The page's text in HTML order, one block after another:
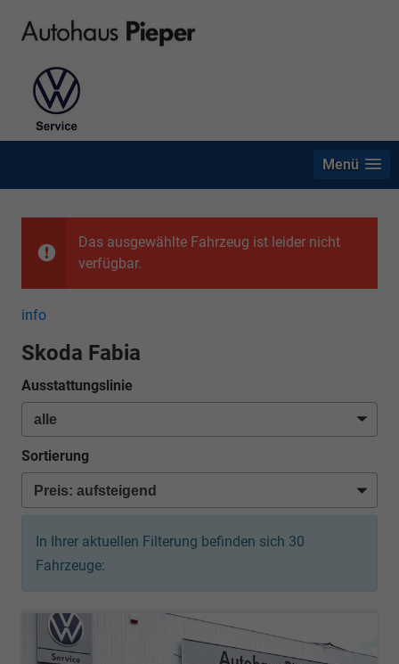
Menü
Das ausgewählte Fahrzeug ist leider nicht
verfügbar.
info
Skoda Fabia
Ausstattungslinie
Sortierung
In Ihrer aktuellen Filterung befinden sich 30
Fahrzeuge: